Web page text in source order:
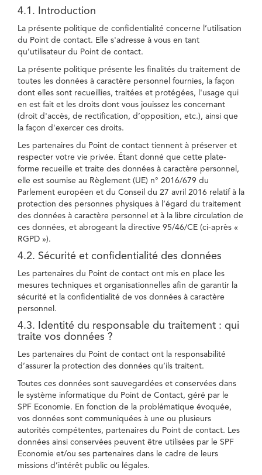
4.1. Introduction
La présente politique de confidentialité concerne l’utilisation
du Point de contact. Elle s'adresse à vous en tant
qu’utilisateur du Point de contact.
La présente politique présente les finalités du traitement de
toutes les données à caractère personnel fournies, la façon
dont elles sont recueillies, traitées et protégées, l'usage qui
en est fait et les droits dont vous jouissez les concernant
(droit d'accès, de rectification, d’opposition, etc.), ainsi que
la façon d'exercer ces droits.
Les partenaires du Point de contact tiennent à préserver et
respecter votre vie privée. Étant donné que cette plate-
forme recueille et traite des données à caractère personnel,
elle est soumise au Règlement (UE) n° 2016/679 du
Parlement européen et du Conseil du 27 avril 2016 relatif à la
protection des personnes physiques à l’égard du traitement
des données à caractère personnel et à la libre circulation de
ces données, et abrogeant la directive 95/46/CE (ci-après «
RGPD »).
4.2. Sécurité et confidentialité des données
Les partenaires du Point de contact ont mis en place les
mesures techniques et organisationnelles afin de garantir la
sécurité et la confidentialité de vos données à caractère
personnel.
4.3. Identité du responsable du traitement : qui
traite vos données ?
Les partenaires du Point de contact ont la responsabilité
d’assurer la protection des données qu’ils traitent.
Toutes ces données sont sauvegardées et conservées dans
le système informatique du Point de Contact, géré par le
SPF Economie. En fonction de la problématique évoquée,
vos données sont communiquées à une ou plusieurs
autorités compétentes, partenaires du Point de contact. Les
données ainsi conservées peuvent être utilisées par le SPF
Economie et/ou ses partenaires dans le cadre de leurs
missions d’intérêt public ou légales.